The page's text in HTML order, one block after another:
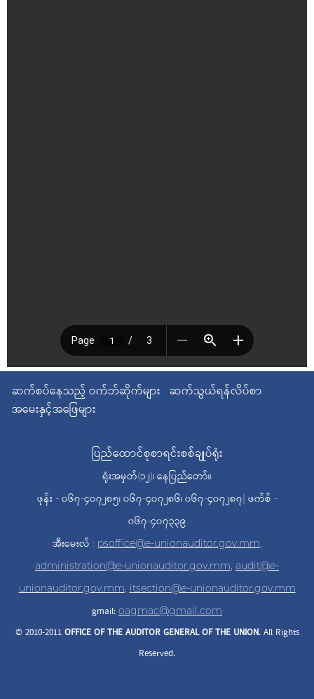
ဆက်စပ်နေသည့် ဝက်ဘ်ဆိုက်များ ဆက်သွယ်ရန်လိပ်စာ
အမေးနှင့်အဖြေများ
ပြည်ထောင်စုစာရင်းစစ်ချုပ်ရုံး
ရုံးအမှတ်(၁၂)၊ နေပြည်တော်။
ဖုန်း - ၀၆၇-၄၀၇၂၈၅၊ ၀၆၇-၄၀၇၂၈၆၊ ၀၆၇-၄၀၇၂၈၇| ဖက်စ် -
၀၆၇-၄၀၇၃၃၉
အီးမေးလ် : psoffice@e-unionauditor.gov.mm,
administration@e-unionauditor.gov.mm, audit@e-
unionauditor.gov.mm, itsection@e-unionauditor.gov.mm
gmail: oagmac@gmail.com
© 2010-2011OFFICE OF THE AUDITOR GENERAL OF THE UNION. All Rights
Reserved.